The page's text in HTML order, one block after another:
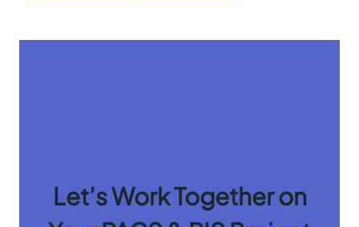
Let’s Work Together on